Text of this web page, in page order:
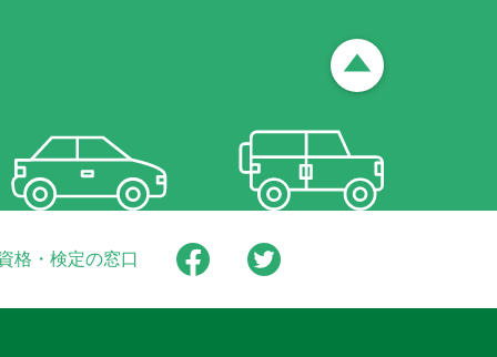
格・検定の窓口